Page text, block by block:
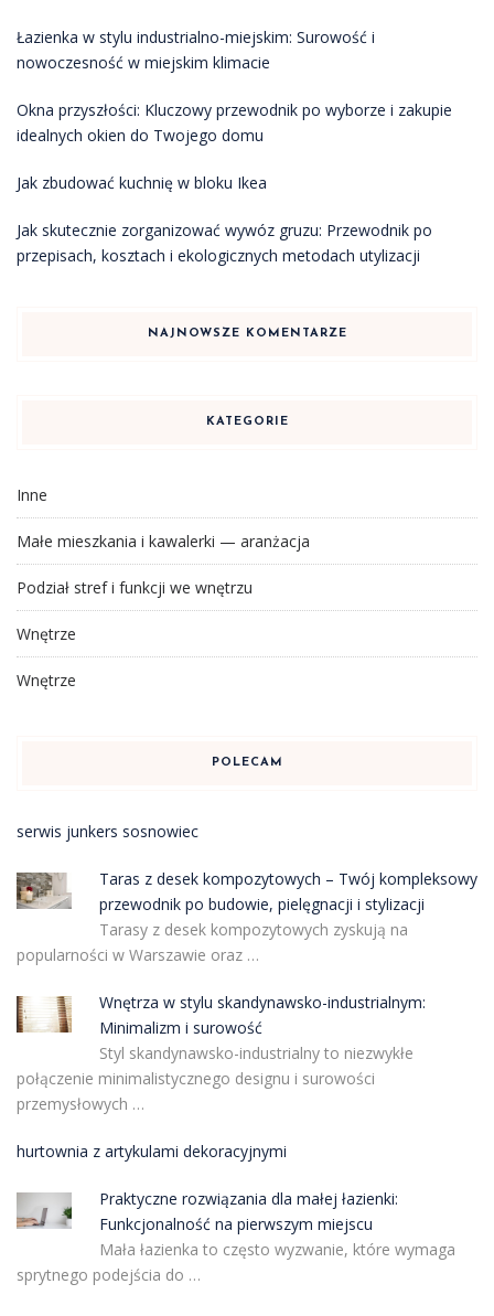
Łazienka w stylu industrialno-miejskim: Surowość i
nowoczesność w miejskim klimacie
Okna przyszłości: Kluczowy przewodnik po wyborze i zakupie
idealnych okien do Twojego domu
Jak zbudować kuchnię w bloku Ikea
Jak skutecznie zorganizować wywóz gruzu: Przewodnik po
przepisach, kosztach i ekologicznych metodach utylizacji
NAJNOWSZE KOMENTARZE
KATEGORIE
Inne
Małe mieszkania i kawalerki — aranżacja
Podział stref i funkcji we wnętrzu
Wnętrze
Wnętrze
POLECAM
serwis junkers sosnowiec
Taras z desek kompozytowych – Twój kompleksowy
przewodnik po budowie, pielęgnacji i stylizacji
Tarasy z desek kompozytowych zyskują na
popularności w Warszawie oraz …
Wnętrza w stylu skandynawsko-industrialnym:
Minimalizm i surowość
Styl skandynawsko-industrialny to niezwykłe
połączenie minimalistycznego designu i surowości
przemysłowych …
hurtownia z artykulami dekoracyjnymi
Praktyczne rozwiązania dla małej łazienki:
Funkcjonalność na pierwszym miejscu
Mała łazienka to często wyzwanie, które wymaga
sprytnego podejścia do …